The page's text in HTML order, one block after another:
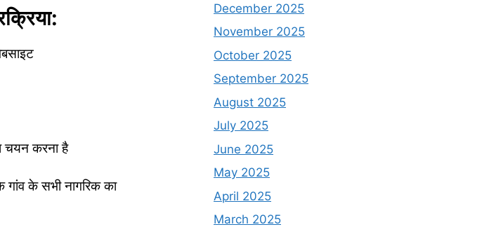
चयन करना है
के सभी नागरिक का
December 2025
November 2025
October 2025
September 2025
August 2025
July 2025
June 2025
May 2025
April 2025
March 2025